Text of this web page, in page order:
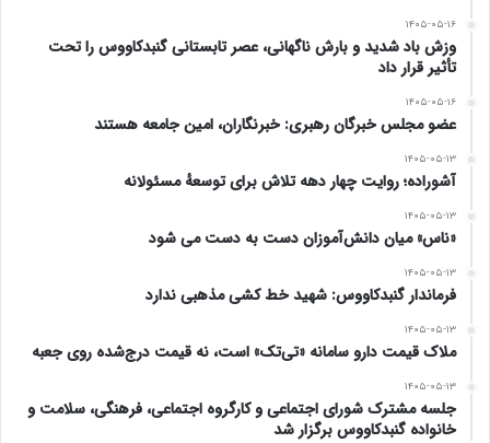
۱۴۰۵-۰۵-۱۶
وزش باد شدید و بارش ناگهانی، عصر تابستانی گنبدکاووس را تحت
تأثیر قرار داد
۱۴۰۵-۰۵-۱۶
عضو مجلس خبرگان رهبری: خبرنگاران، امین جامعه هستند
۱۴۰۵-۰۵-۱۳
آشوراده؛ روایت چهار دهه تلاش برای توسعهٔ مسئولانه
۱۴۰۵-۰۵-۱۳
«ناس» میان دانش‌آموزان دست به دست می شود
۱۴۰۵-۰۵-۱۳
فرماندار گنبدکاووس: شهید خط کشی مذهبی ندارد
۱۴۰۵-۰۵-۱۳
ملاک قیمت دارو سامانه «تی‌تک» است، نه قیمت درج‌شده روی جعبه
۱۴۰۵-۰۵-۱۳
جلسه مشترک شورای اجتماعی و کارگروه اجتماعی، فرهنگی، سلامت و
خانواده گنبدکاووس برگزار شد